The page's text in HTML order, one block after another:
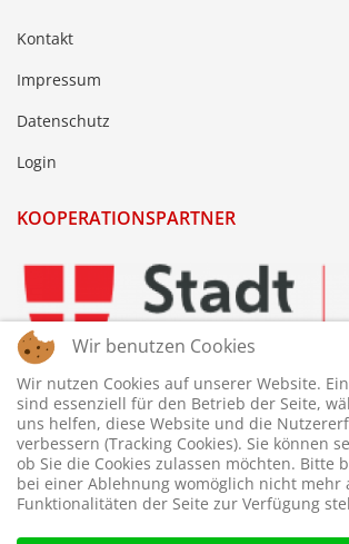
Kontakt
Impressum
Datenschutz
Login
KOOPERATIONSPARTNER
Wir benutzen Cookies
Wir nutzen Cookies auf unserer Website.
sind essenziell für den Betrieb der Seite,
uns helfen, diese Website und die
verbessern (Tracking Cookies). Sie können
ob Sie die Cookies zulassen möchten. Bitte
bei einer Ablehnung womöglich nicht mehr
Funktionalitäten der Seite zur Verfügung